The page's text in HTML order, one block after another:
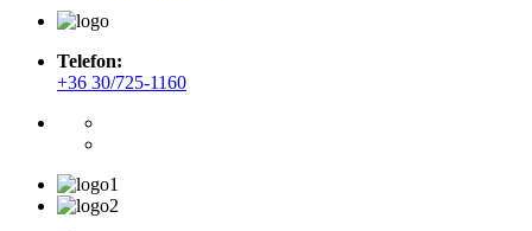
Telefon:
+36 30/725-1160